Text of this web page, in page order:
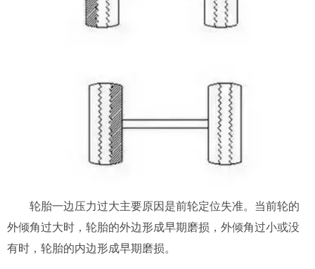
轮胎一边压力过大主要原因是前轮定位失准。当前轮的
外倾角过大时，轮胎的外边形成早期磨损，外倾角过小或没
有时，轮胎的内边形成早期磨损。